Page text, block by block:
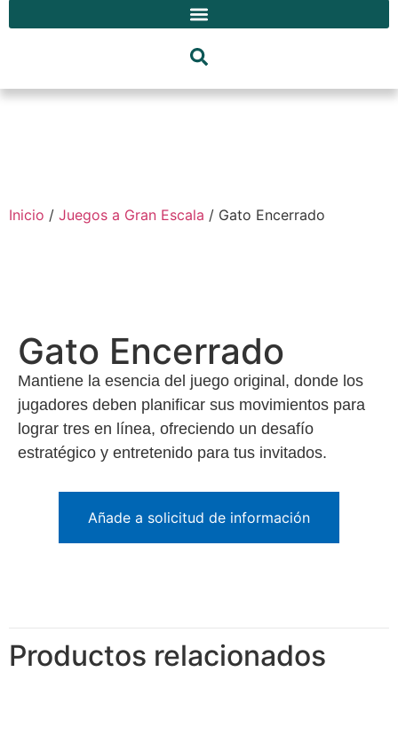
Inicio / Juegos a Gran Escala / Gato Encerrado
Gato Encerrado
Mantiene la esencia del juego original, donde los
jugadores deben planificar sus movimientos para
lograr tres en línea, ofreciendo un desafío
estratégico y entretenido para tus invitados.
Añade a solicitud de información
Productos relacionados